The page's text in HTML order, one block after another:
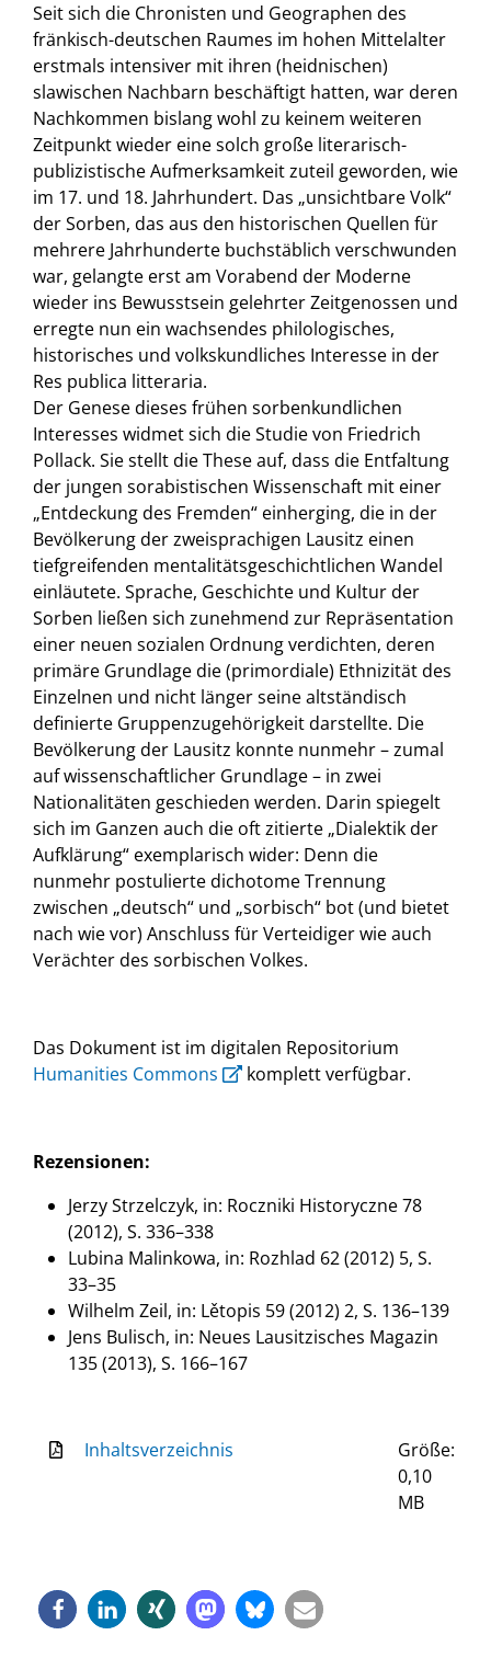
Seit sich die Chronisten und Geographen des
fränkisch-deutschen Raumes im hohen Mittelalter
erstmals intensiver mit ihren (heidnischen)
slawischen Nachbarn beschäftigt hatten, war deren
Nachkommen bislang wohl zu keinem weiteren
Zeitpunkt wieder eine solch große literarisch-
publizistische Aufmerksamkeit zuteil geworden, wie
im 17. und 18. Jahrhundert. Das „unsichtbare Volk“
der Sorben, das aus den historischen Quellen für
mehrere Jahrhunderte buchstäblich verschwunden
war, gelangte erst am Vorabend der Moderne
wieder ins Bewusstsein gelehrter Zeitgenossen und
erregte nun ein wachsendes philologisches,
historisches und volkskundliches Interesse in der
Res publica litteraria.
Der Genese dieses frühen sorbenkundlichen
Interesses widmet sich die Studie von Friedrich
Pollack. Sie stellt die These auf, dass die Entfaltung
der jungen sorabistischen Wissenschaft mit einer
„Entdeckung des Fremden“ einherging, die in der
Bevölkerung der zweisprachigen Lausitz einen
tiefgreifenden mentalitätsgeschichtlichen Wandel
einläutete. Sprache, Geschichte und Kultur der
Sorben ließen sich zunehmend zur Repräsentation
einer neuen sozialen Ordnung verdichten, deren
primäre Grundlage die (primordiale) Ethnizität des
Einzelnen und nicht länger seine altständisch
definierte Gruppenzugehörigkeit darstellte. Die
Bevölkerung der Lausitz konnte nunmehr – zumal
auf wissenschaftlicher Grundlage – in zwei
Nationalitäten geschieden werden. Darin spiegelt
sich im Ganzen auch die oft zitierte „Dialektik der
Aufklärung“ exemplarisch wider: Denn die
nunmehr postulierte dichotome Trennung
zwischen „deutsch“ und „sorbisch“ bot (und bietet
nach wie vor) Anschluss für Verteidiger wie auch
Verächter des sorbischen Volkes.
Das Dokument ist im digitalen Repositorium
Humanities Commons
komplett verfügbar.
Rezensionen:
Jerzy Strzelczyk, in: Roczniki Historyczne 78
(2012), S. 336–338
Lubina Malinkowa, in: Rozhlad 62 (2012) 5, S.
33–35
Wilhelm Zeil, in: Lětopis 59 (2012) 2, S. 136–139
Jens Bulisch, in: Neues Lausitzisches Magazin
135 (2013), S. 166–167
Inhaltsverzeichnis
Größe:
0,10
MB